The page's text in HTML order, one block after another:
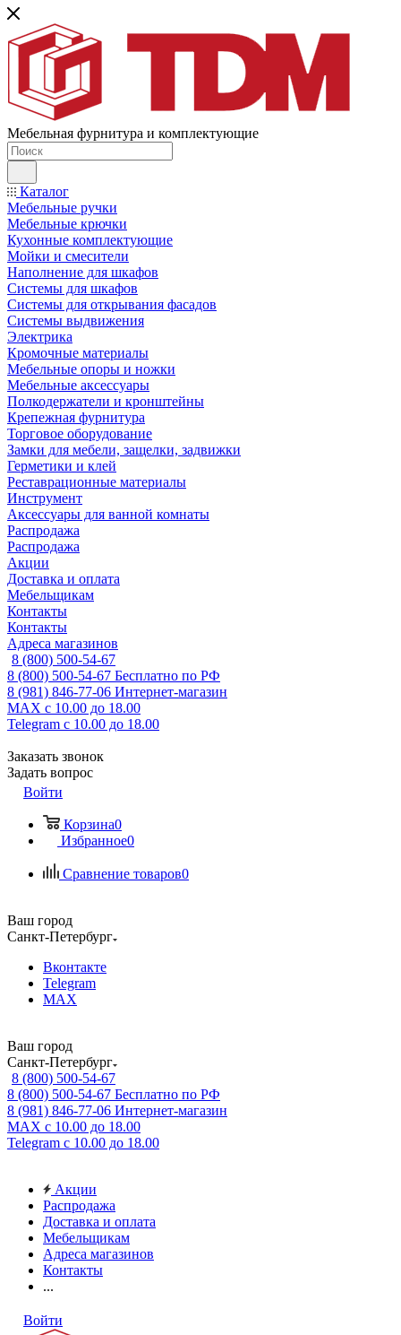
Мебельная фурнитура и комплектующие
Каталог
Мебельные ручки
Мебельные крючки
Кухонные комплектующие
Мойки и смесители
Наполнение для шкафов
Cистемы для шкафов
Системы для открывания фасадов
Системы выдвижения
Электрика
Кромочные материалы
Мебельные опоры и ножки
Мебельные аксессуары
Полкодержатели и кронштейны
Крепежная фурнитура
Торговое оборудование
Замки для мебели, защелки, задвижки
Герметики и клей
Реставрационные материалы
Инструмент
Аксессуары для ванной комнаты
Распродажа
Распродажа
Акции
Доставка и оплата
Мебельщикам
Контакты
Контакты
Адреса магазинов
8 (800) 500-54-67
8 (800) 500-54-67 Бесплатно по РФ
8 (981) 846-77-06 Интернет-магазин
MAX с 10.00 до 18.00
Telegram с 10.00 до 18.00
Заказать звонок
Задать вопрос
Войти
Корзина0
Избранное0
Сравнение товаров0
Ваш город
Санкт-Петербург
Вконтакте
Telegram
MAX
Ваш город
Санкт-Петербург
8 (800) 500-54-67
8 (800) 500-54-67 Бесплатно по РФ
8 (981) 846-77-06 Интернет-магазин
MAX с 10.00 до 18.00
Telegram с 10.00 до 18.00
Акции
Распродажа
Доставка и оплата
Мебельщикам
Адреса магазинов
Контакты
...
Войти